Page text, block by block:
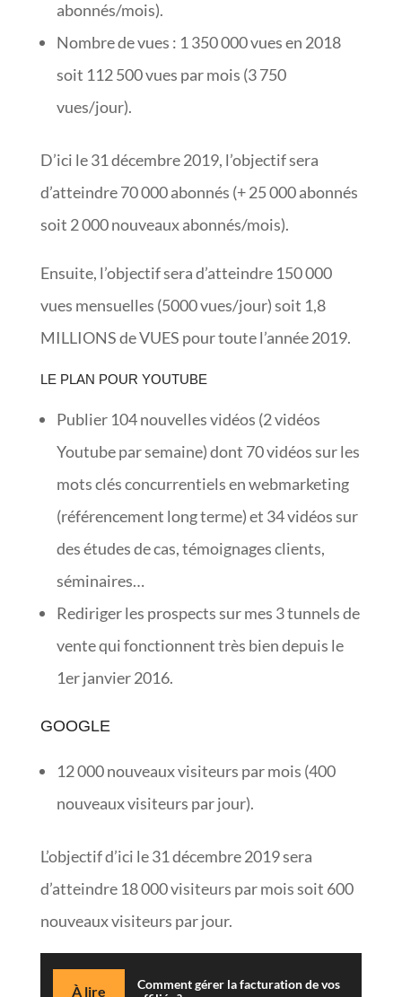
abonnés/mois).
Nombre de vues : 1 350 000 vues en 2018
soit 112 500 vues par mois (3 750
vues/jour).
D’ici le 31 décembre 2019, l’objectif sera
d’atteindre 70 000 abonnés (+ 25 000 abonnés
soit 2 000 nouveaux abonnés/mois).
Ensuite, l’objectif sera d’atteindre 150 000
vues mensuelles (5000 vues/jour) soit 1,8
MILLIONS de VUES pour toute l’année 2019.
LE PLAN POUR YOUTUBE
Publier 104 nouvelles vidéos (2 vidéos
Youtube par semaine) dont 70 vidéos sur les
mots clés concurrentiels en webmarketing
(référencement long terme) et 34 vidéos sur
des études de cas, témoignages clients,
séminaires…
Rediriger les prospects sur mes 3 tunnels de
vente qui fonctionnent très bien depuis le
1er janvier 2016.
GOOGLE
12 000 nouveaux visiteurs par mois (400
nouveaux visiteurs par jour).
L’objectif d’ici le 31 décembre 2019 sera
d’atteindre 18 000 visiteurs par mois soit 600
nouveaux visiteurs par jour.
À lire
Comment gérer la facturation de vos